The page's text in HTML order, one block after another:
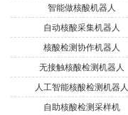
智能做核酸机器人
自动核酸采集机器人
核酸检测协作机器人
无接触核酸检测机器人
人工智能核酸检测机器人
自助核酸检测采样机